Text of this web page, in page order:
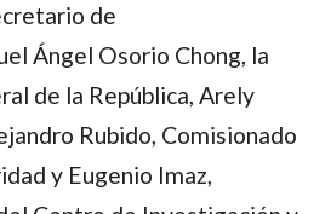
de
Ángel Osorio Chong, la
de la República,Arely
Rubido, Comisionado
y Eugenio Imaz,